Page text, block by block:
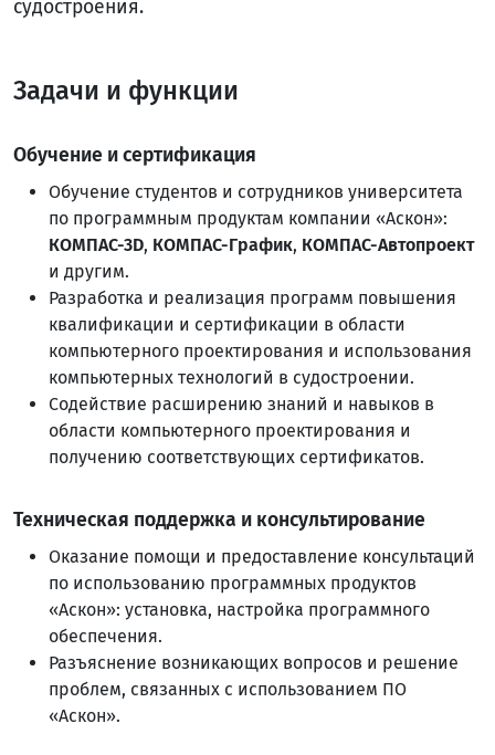
судостроения.
Задачи и функции
Обучение и сертификация
Обучение студентов и сотрудников университета
по программным продуктам компании «Аскон»:
КОМПАС-3D, КОМПАС-График, КОМПАС-Автопроект
и другим.
Разработка и реализация программ повышения
квалификации и сертификации в области
компьютерного проектирования и использования
компьютерных технологий в судостроении.
Содействие расширению знаний и навыков в
области компьютерного проектирования и
получению соответствующих сертификатов.
Техническая поддержка и консультирование
Оказание помощи и предоставление консультаций
по использованию программных продуктов
«Аскон»: установка, настройка программного
обеспечения.
Разъяснение возникающих вопросов и решение
проблем, связанных с использованием ПО
«Аскон».